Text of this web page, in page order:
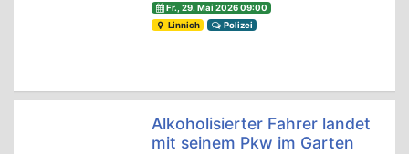
Fr., 29. Mai 2026 09:00
Linnich
Polizei
Alkoholisierter Fahrer landet
mit seinem Pkw im Garten